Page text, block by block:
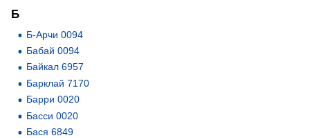
Б
Б-Арчи 0094
Бабай 0094
Байкал 6957
Барклай 7170
Барри 0020
Басси 0020
Бася 6849